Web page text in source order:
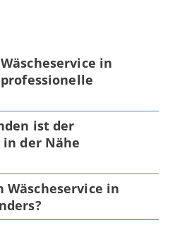
in
ist der
in der Nähe
Wäscheservice in